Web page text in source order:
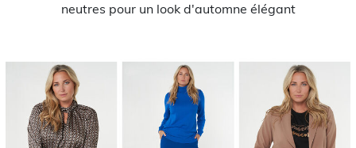
neutres pour un look d'automne élégant